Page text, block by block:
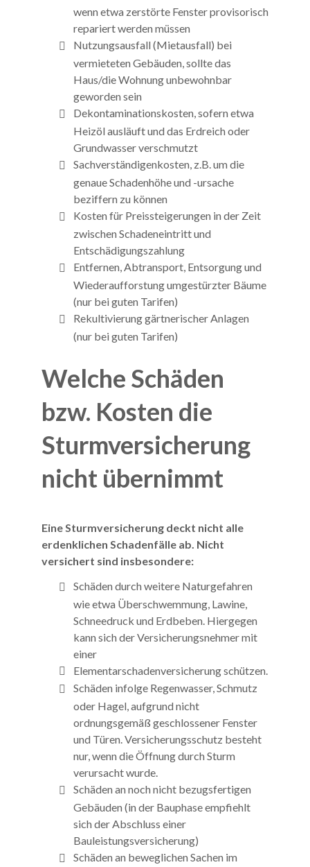
wenn etwa zerstörte Fenster provisorisch
repariert werden müssen
Nutzungsausfall (Mietausfall) bei
vermieteten Gebäuden, sollte das
Haus/die Wohnung unbewohnbar
geworden sein
Dekontaminationskosten, sofern etwa
Heizöl ausläuft und das Erdreich oder
Grundwasser verschmutzt
Sachverständigenkosten, z.B. um die
genaue Schadenhöhe und -ursache
beziffern zu können
Kosten für Preissteigerungen in der Zeit
zwischen Schadeneintritt und
Entschädigungszahlung
Entfernen, Abtransport, Entsorgung und
Wiederaufforstung umgestürzter Bäume
(nur bei guten Tarifen)
Rekultivierung gärtnerischer Anlagen
(nur bei guten Tarifen)
Welche Schäden
bzw. Kosten die
Sturmversicherung
nicht übernimmt
Eine Sturmversicherung deckt nicht alle
erdenklichen Schadenfälle ab. Nicht
versichert sind insbesondere:
Schäden durch weitere Naturgefahren
wie etwa Überschwemmung, Lawine,
Schneedruck und Erdbeben. Hiergegen
kann sich der Versicherungsnehmer mit
einer
Elementarschadenversicherung schützen.
Schäden infolge Regenwasser, Schmutz
oder Hagel, aufgrund nicht
ordnungsgemäß geschlossener Fenster
und Türen. Versicherungsschutz besteht
nur, wenn die Öffnung durch Sturm
verursacht wurde.
Schäden an noch nicht bezugsfertigen
Gebäuden (in der Bauphase empfiehlt
sich der Abschluss einer
Bauleistungsversicherung)
Schäden an beweglichen Sachen im